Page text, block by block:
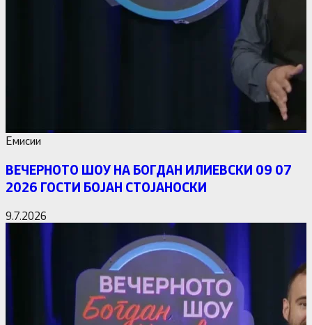
Емисии
ВЕЧЕРНОТО ШОУ НА БОГДАН ИЛИЕВСКИ 09 07
2026 ГОСТИ БОЈАН СТОЈАНОСКИ
9.7.2026